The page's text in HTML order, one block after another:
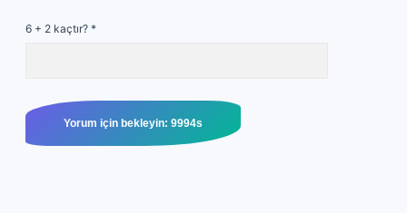
6 + 2 kaçtır? *